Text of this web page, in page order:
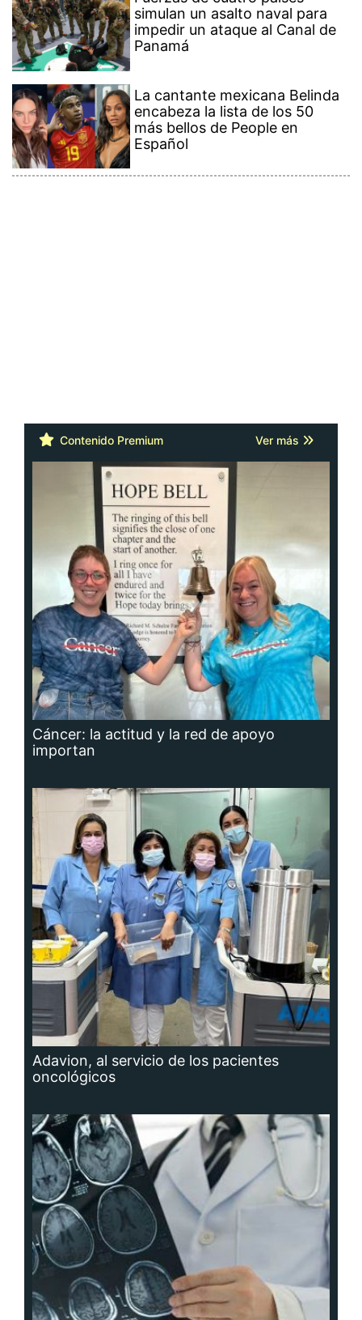
simulan un asalto naval para
impedir un ataque al Canal de
Panamá
La cantante mexicana Belinda
encabeza la lista de los 50
más bellos de People en
Español
Contenido Premium Ver más
Cáncer: la actitud y la red de apoyo
importan
Adavion, al servicio de los pacientes
oncológicos